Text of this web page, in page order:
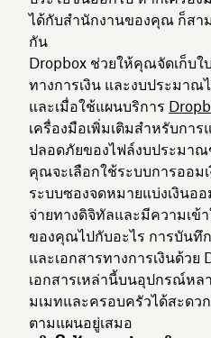
ได้กับสำนักงานของคุณ ก็สา
กัน
Dropbox ช่วยให้คุณจัดเก็บใบ
ทางการเงิน และงบประมาณ
และเมื่อใช้แผนบริการ
เครื่องมือเพิ่มเติมสำหรับกา
ปลอดภัยของไฟล์งบประมา
คุณจะเลือกใช้ระบบการออม
ระบบซองจดหมายแบ่งเงิน
จ่ายทางดิจิทัลและมีความเข้
ของคุณไปกับอะไร การบันทึ
และเอกสารทางการเงินด้ว
เอกสารเหล่านี้บนอุปกรณ์หล
มเมทและครอบครัวได้สะด
ตามแผนอยู่เสมอ